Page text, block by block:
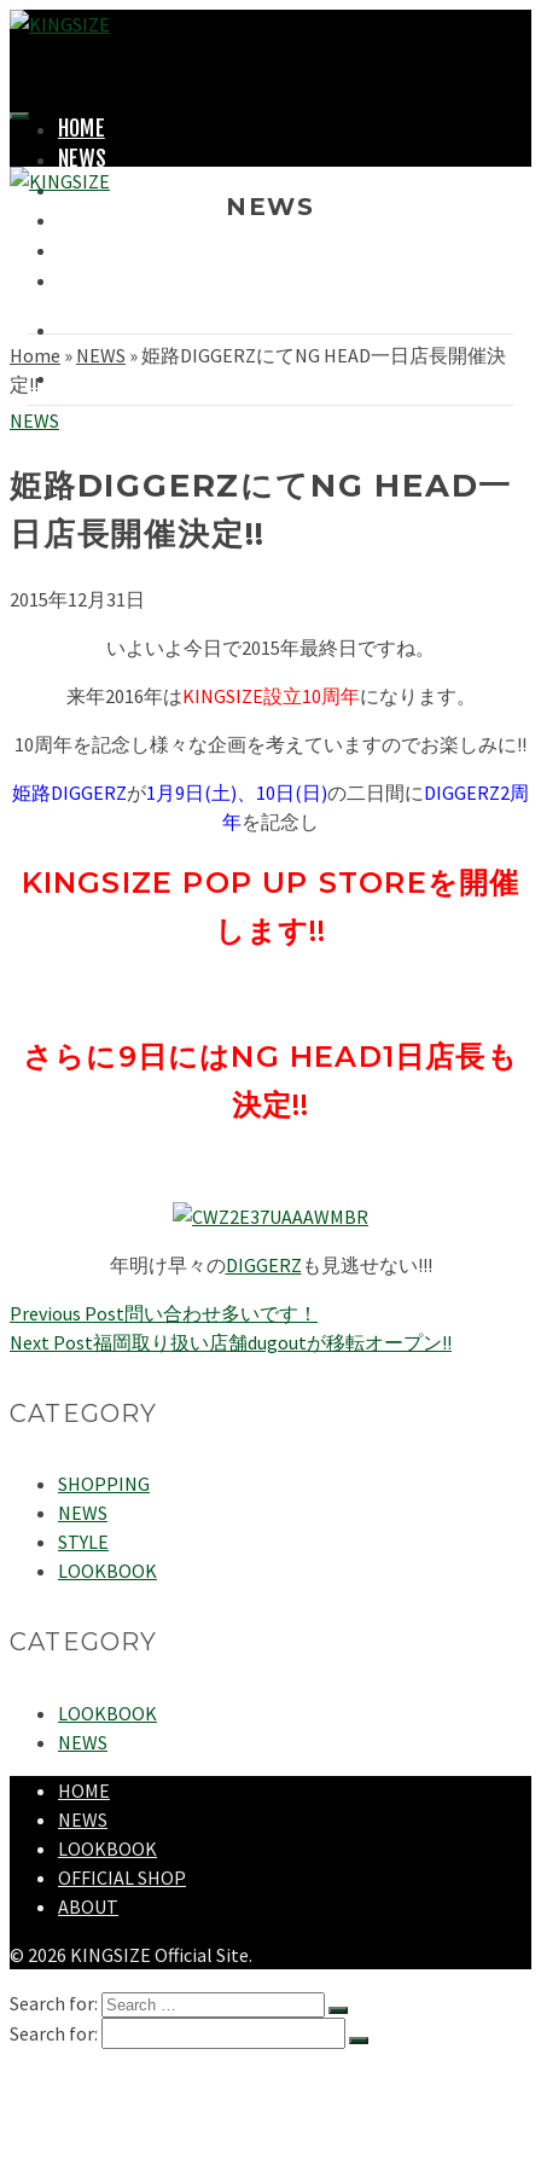
HOME
NEWS
LOOKBOOK
NEWS
Home » NEWS »姫路DIGGERZにてNG HEAD一日店長開催決
定!!
NEWS
姫路DIGGERZにてNG HEAD一
日店長開催決定!!
2015年12月31日
いよいよ今日で2015年最終日ですね。
来年2016年はKINGSIZE設立10周年になります。
10周年を記念し様々な企画を考えていますのでお楽しみに!!
姫路DIGGERZが1月9日(土)、10日(日)の二日間にDIGGERZ2周
年を記念し
KINGSIZE POP UP STOREを開催
します!!
さらに9日にはNG HEAD1日店長も
決定!!
年明け早々のDIGGERZ も見逃せない!!!
Previous Post問い合わせ多いです！
Next Post福岡取り扱い店舗dugoutが移転オープン!!
CATEGORY
SHOPPING
NEWS
STYLE
LOOKBOOK
CATEGORY
LOOKBOOK
NEWS
HOME
NEWS
LOOKBOOK
OFFICIAL SHOP
ABOUT
© 2026 KINGSIZE Official Site.
Search for:
Search for: